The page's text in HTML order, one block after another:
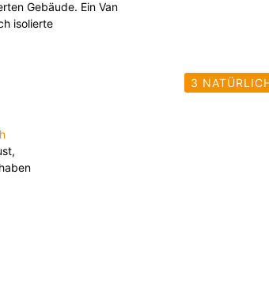
Gebäude. Ein Van
isolierte
3